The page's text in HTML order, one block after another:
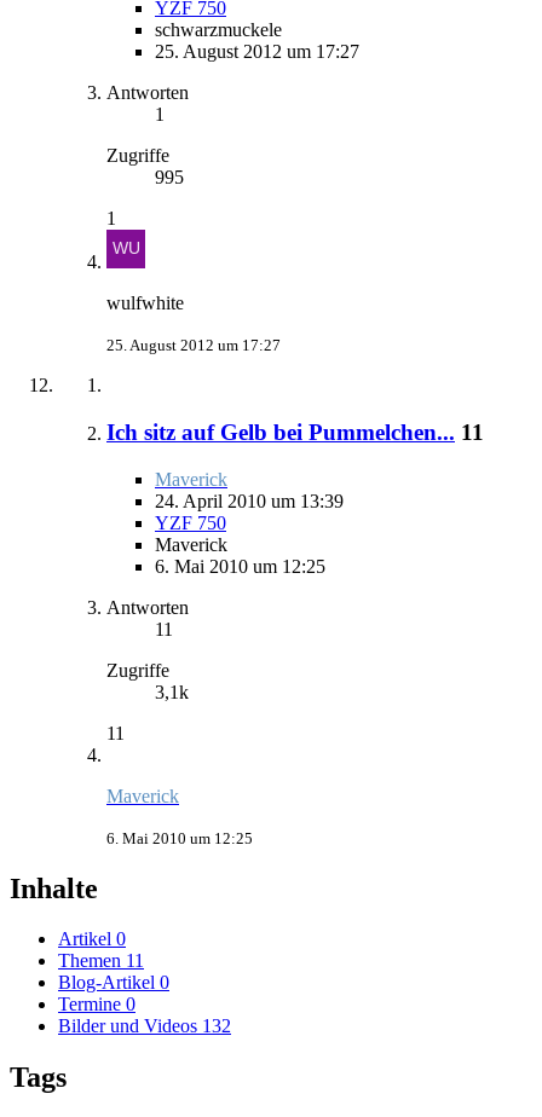
YZF 750
schwarzmuckele
25. August 2012 um 17:27
Antworten
1
Zugriffe
995
1
wulfwhite
25. August 2012 um 17:27
Ich sitz auf Gelb bei Pummelchen... 11
Maverick
24. April 2010 um 13:39
YZF 750
Maverick
6. Mai 2010 um 12:25
Antworten
11
Zugriffe
3,1k
11
Maverick
6. Mai 2010 um 12:25
Inhalte
Artikel 0
Themen 11
Blog-Artikel 0
Termine 0
Bilder und Videos 132
Tags